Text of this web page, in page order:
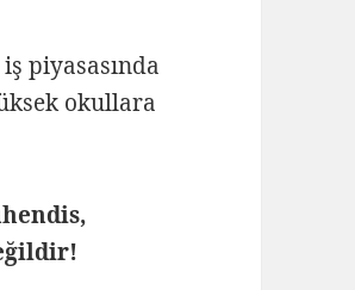
piyasasında
okullara